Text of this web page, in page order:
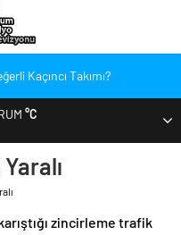
Kaçıncı Takımı?
Kim?
Bir İsim Ayrılıyor
Mesaisi
°C
zincirleme trafik